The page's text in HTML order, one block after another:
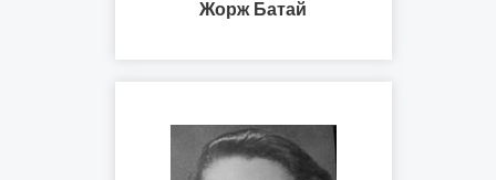
Жорж Батай